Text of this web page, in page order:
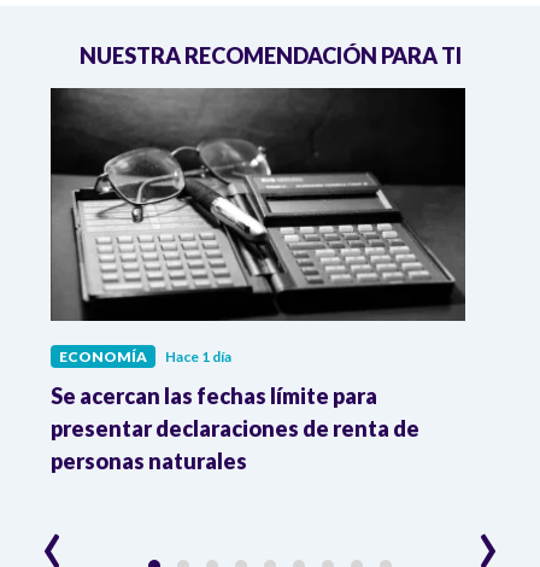
NUESTRA RECOMENDACIÓN PARA TI
ECONOMÍA Hace 1 día
Se acercan las fechas límite para
presentar declaraciones de renta de
personas naturales
‹ ›